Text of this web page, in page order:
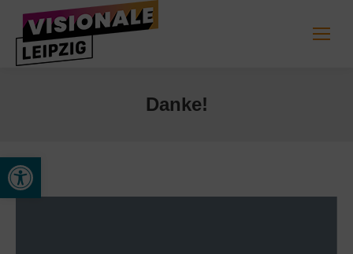
Werkzeugleiste öffnen
Danke!